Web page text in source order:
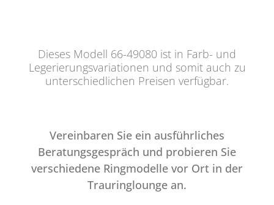
Dieses Modell 66-49080 ist in Farb- und
Legerierungsvariationen und somit auch zu
unterschiedlichen Preisen verfügbar.
Vereinbaren Sie ein ausführliches
Beratungsgespräch und probieren Sie
verschiedene Ringmodelle vor Ort in der
Trauringlounge an.